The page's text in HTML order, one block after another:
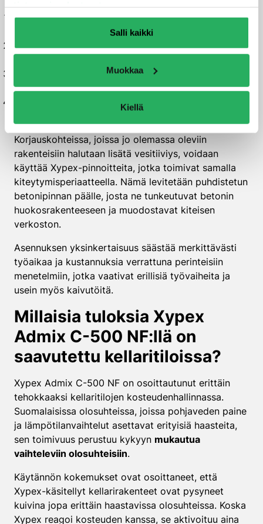
Salli kaikki
Muokkaa
Kiellä
Xypex Admix C-500 NF lisätään betonimassaan
betonitehtaalla tai työmaalla
Annostelu on tyypillisesti 1-1,5% sementin painosta
Betoni sekoitetaan normaalisti ja valetaan
tavanomaisin menetelmin
Jälkihoito suoritetaan normaalien
Korjauskohteissa, joissa jo olemassa oleviin
rakenteisiin halutaan lisätä vesitiiviys, voidaan
käyttää Xypex-pinnoitteita, jotka toimivat samalla
kiteytymisperiaatteella. Nämä levitetään puhdistetun
betonipinnan päälle, josta ne tunkeutuvat betonin
huokosrakenteeseen ja muodostavat kiteisen
verkoston.
Asennuksen yksinkertaisuus säästää merkittävästi
työaikaa ja kustannuksia verrattuna perinteisiin
menetelmiin, jotka vaativat erillisiä työvaiheita ja
usein myös kaivutöitä.
Millaisia tuloksia Xypex
Admix C-500 NF:llä on
saavutettu kellaritiloissa?
Xypex Admix C-500 NF on osoittautunut erittäin
tehokkaaksi kellaritilojen kosteudenhallinnassa.
Suomalaisissa olosuhteissa, joissa pohjaveden paine
ja lämpötilanvaihtelut asettavat erityisiä haasteita,
sen toimivuus perustuu kykyyn mukautua
vaihteleviin olosuhteisiin.
Käytännön kokemukset ovat osoittaneet, että
Xypex-käsitellyt kellarirakenteet ovat pysyneet
kuivina jopa erittäin haastavissa olosuhteissa. Koska
Xypex reagoi kosteuden kanssa, se aktivoituu aina